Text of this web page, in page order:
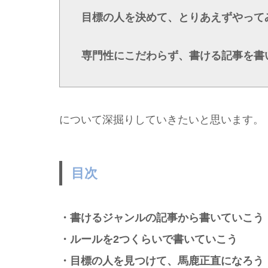
目標の人を決めて、とりあえずやって
専門性にこだわらず、書ける記事を書
について深掘りしていきたいと思います。
目次
・書けるジャンルの記事から書いていこう
・ルールを2つくらいで書いていこう
・目標の人を見つけて、馬鹿正直になろう